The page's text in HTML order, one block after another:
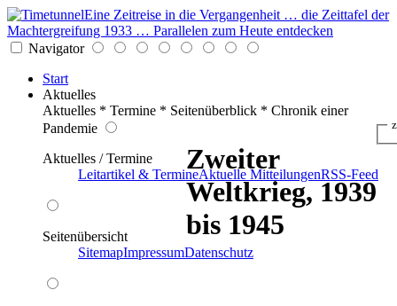
Eine Zeitreise in die Vergangenheit … die Zeittafel der
Machtergreifung 1933 … Parallelen zum Heute entdecken
Navigator
Start
Aktuelles
Aktuelles * Termine * Seitenüberblick * Chronik einer
Pandemie
Aktuelles / Termine
Leitartikel & TermineAktuelle MitteilungenRSS-Feed
Seitenübersicht
SitemapImpressumDatenschutz
Zweiter
Weltkrieg, 1939
bis 1945